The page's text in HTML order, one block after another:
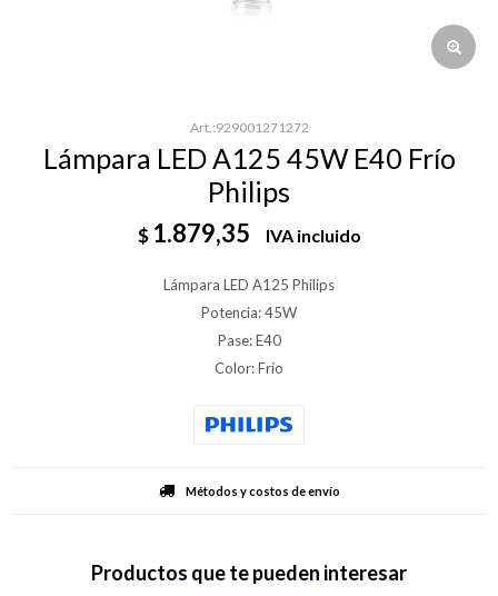
929001271272
Lámpara LED A125 45W E40 Frío
Philips
$ 1.879,35 IVA incluido
Lámpara LED A125 Philips
Potencia: 45W
Pase: E40
Color: Frío
Métodos y costos de envío
Productos que te pueden interesar